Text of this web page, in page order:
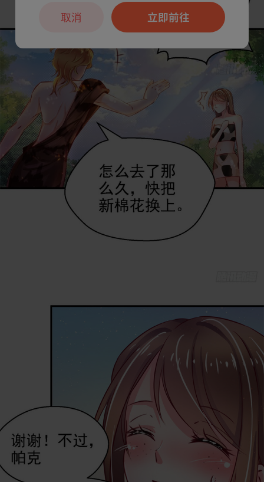
立即前往
取消